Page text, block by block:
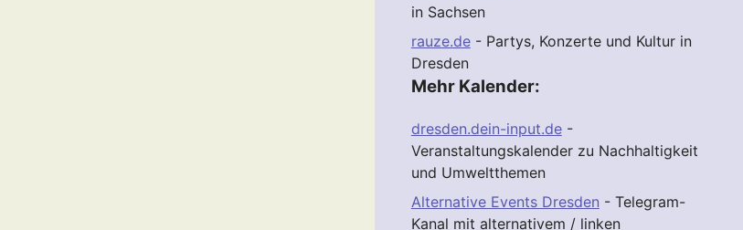
in Sachsen
rauze.de- Partys, Konzerte und Kultur in
Dresden
Mehr Kalender:
dresden.dein-input.de-
Veranstaltungskalender zu Nachhaltigkeit
und Umweltthemen
Alternative Events Dresden - Telegram-
Kanal mit alternativem / linken